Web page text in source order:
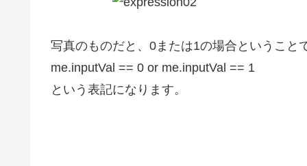
写真のものだと、0または1の場合ということで
me.inputVal == 0 or me.inputVal == 1
という表記になります。